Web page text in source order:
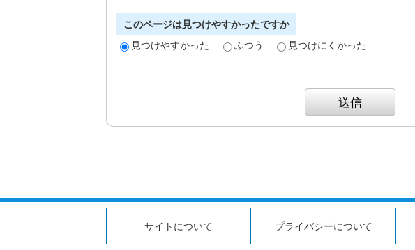
このページは見つけやすかったですか
見つけやすかった
ふつう 見つけにくかった
サイトについて プライバシーについて